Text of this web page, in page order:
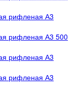
рифленая А3
рифленая А3 500
рифленая А3
рифленая А3